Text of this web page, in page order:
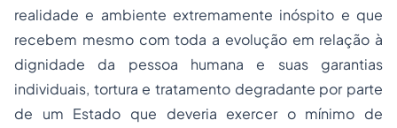
realidade e ambiente extremamente inóspito e que
recebem mesmo com toda a evolução em relação à
dignidade da pessoa humana e suas garantias
individuais, tortura e tratamento degradante por parte
de um Estado que deveria exercer o mínimo de